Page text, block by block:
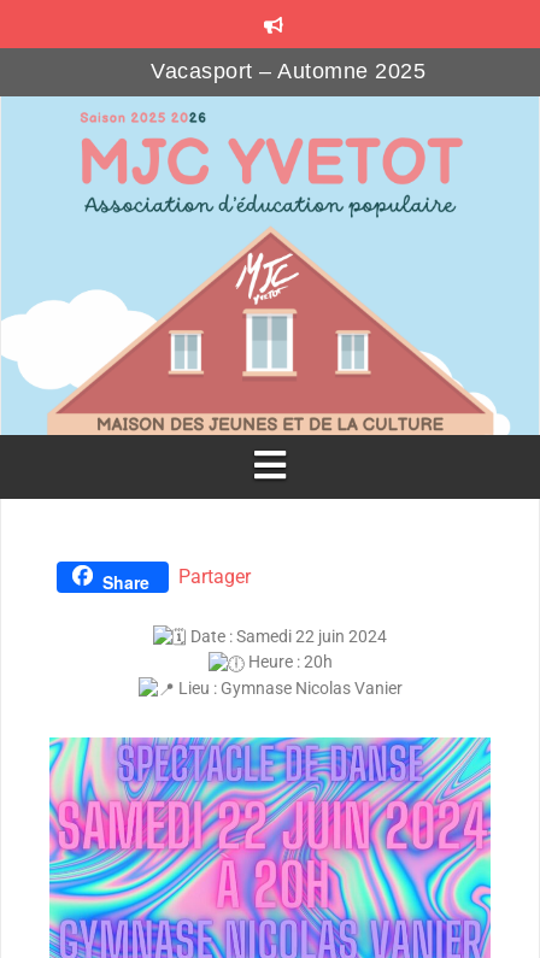
Vacasport – Automne 2025
Les Beaux Jours – Automne 2025
MJ’SOCIAL CLUB : le bar associatif
Formations gratuites pour les bénévoles
Téléthon Party à la MJC
Share Partager
Date : Samedi 22 juin 2024
Heure : 20h
Lieu : Gymnase Nicolas Vanier